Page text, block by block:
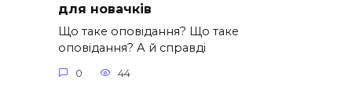
для новачків
Що таке оповідання? Що таке
оповідання? А й справді
0 44